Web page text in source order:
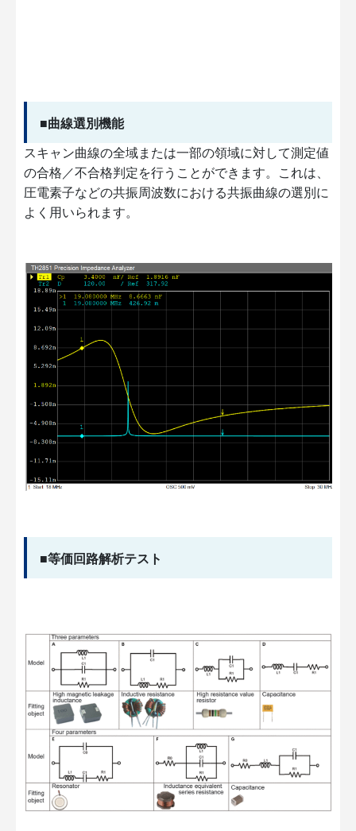
■曲線選別機能
スキャン曲線の全域または一部の領域に対して測定値
の合格／不合格判定を行うことができます。これは、
圧電素子などの共振周波数における共振曲線の選別に
よく用いられます。
■等価回路解析テスト